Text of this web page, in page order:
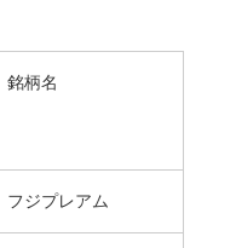
銘柄名
フジプレアム